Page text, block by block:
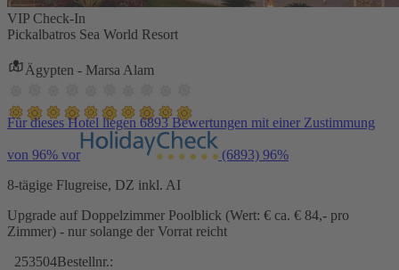
VIP Check-In
Pickalbatros Sea World Resort
Ägypten - Marsa Alam
Für dieses Hotel liegen 6893 Bewertungen mit einer Zustimmung
von 96% vor (6893) 96%
8-tägige Flugreise, DZ inkl. AI
Upgrade auf Doppelzimmer Poolblick (Wert: € ca. € 84,- pro
Zimmer) - nur solange der Vorrat reicht
253504Bestellnr.: